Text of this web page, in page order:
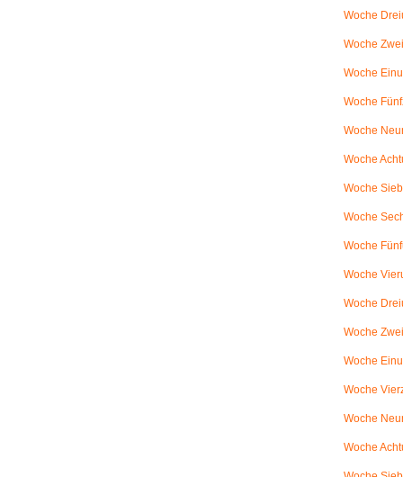
Woche
Woche
Woche
Woche
Woche
Woche
Woche
Woche
Woche
Woche
Woche
Woche
Woche
Woche
Woche
Woche